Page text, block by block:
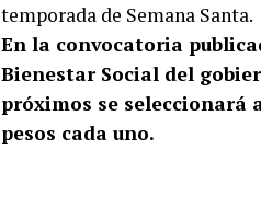
temporada de Semana Santa.
En la convocatoria
Bienestar Social del
próximos se seleccionará
pesos cada uno.